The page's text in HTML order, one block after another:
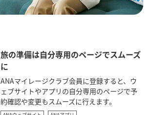
旅の準備は自分専用のページでスムーズ
に
ANAマイレージクラブ会員に登録すると、ウ
ェブサイトやアプリの自分専用のページで予
約確認や変更もスムーズに行えます。